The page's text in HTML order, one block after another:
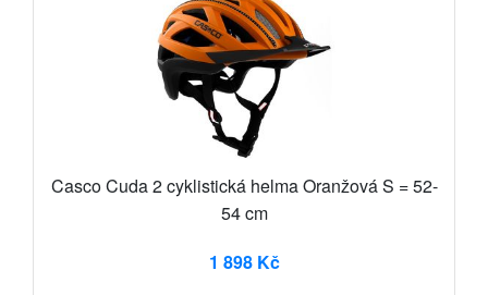
Casco Cuda 2 cyklistická helma Oranžová S = 52-
54 cm
1 898 Kč